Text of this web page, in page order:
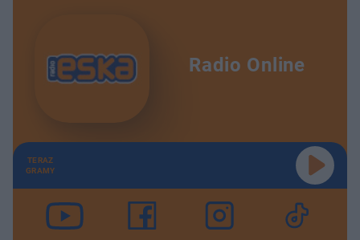
Radio Online
TERAZ
GRAMY